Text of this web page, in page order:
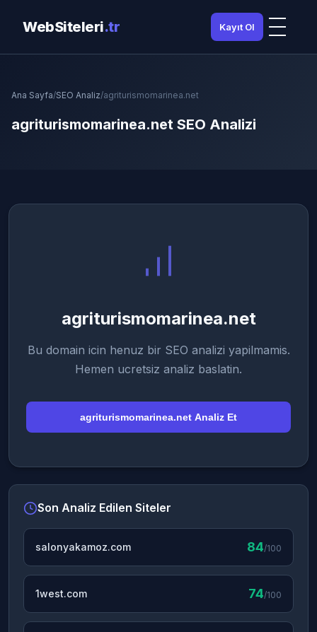
WebSiteleri.tr Kayıt Ol
Ana Sayfa/SEO Analiz/agriturismomarinea.net
agriturismomarinea.net SEO Analizi
agriturismomarinea.net
Bu domain icin henuz bir SEO analizi yapilmamis.
Hemen ucretsiz analiz baslatin.
agriturismomarinea.net Analiz Et
Son Analiz Edilen Siteler
salonyakamoz.com 84/100
1west.com 74/100